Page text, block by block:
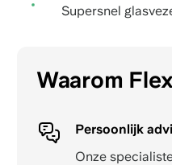
Supersnel
Waarom
Persoonlijk
Onze